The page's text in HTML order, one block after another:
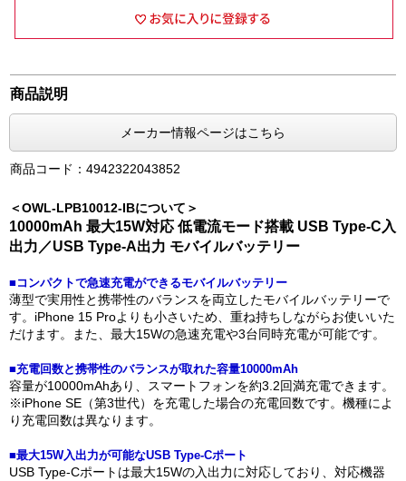
商品説明
メーカー情報ページはこちら
商品コード：4942322043852
＜OWL-LPB10012-IBについて＞
10000mAh 最大15W対応 低電流モード搭載 USB Type-C入
出力／USB Type-A出力 モバイルバッテリー
■コンパクトで急速充電ができるモバイルバッテリー
薄型で実用性と携帯性のバランスを両立したモバイルバッテリーで
す。iPhone 15 Proよりも小さいため、重ね持ちしながらお使いいた
だけます。また、最大15Wの急速充電や3台同時充電が可能です。
■充電回数と携帯性のバランスが取れた容量10000mAh
容量が10000mAhあり、スマートフォンを約3.2回満充電できます。
※iPhone SE（第3世代）を充電した場合の充電回数です。機種によ
り充電回数は異なります。
■最大15W入出力が可能なUSB Type-Cポート
USB Type-Cポートは最大15Wの入出力に対応しており、対応機器